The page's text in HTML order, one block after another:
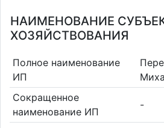
НАИМЕНОВАНИЕ
ХОЗЯЙСТВОВАНИЯ
Полное наименование
ИП
Сокращенное
наименование ИП
-